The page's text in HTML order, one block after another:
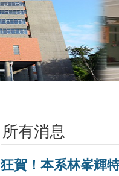
所有消息
狂賀！本系林峯輝